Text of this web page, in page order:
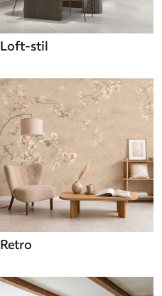
Loft-stil
Retro